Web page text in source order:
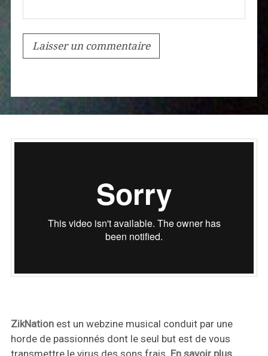
ZikNationest un webzine musical conduit par une
horde de passionnés dont le seul but est de vous